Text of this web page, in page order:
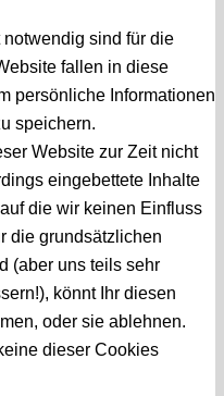
sind für die
fallen in diese
persönliche Informationen
speichern.
Website zur Zeit nicht
eingebettete Inhalte
die wir keinen Einfluss
die grundsätzlichen
(aber uns teils sehr
könnt Ihr diesen
oder sie ablehnen.
dieser Cookies